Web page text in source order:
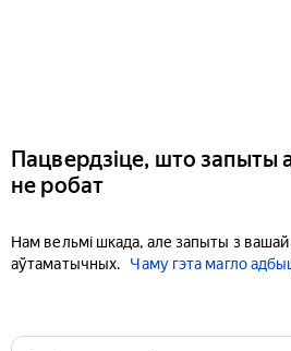
Пацвердзіце, што запыты
не робат
Нам вельмі шкада, але запыты з
аўтаматычных.
Чаму гэта магло